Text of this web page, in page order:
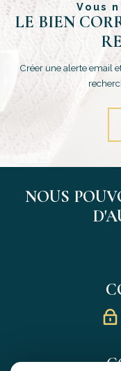
Vous
LE BIEN
Créer une alerte email
NOUS